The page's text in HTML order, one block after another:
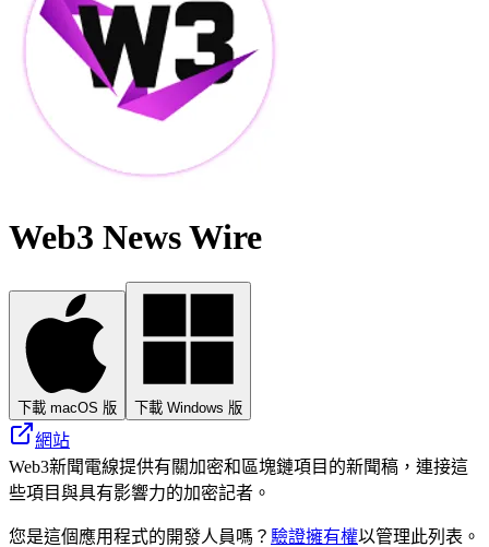
Web3 News Wire
下載 macOS 版 下載 Windows 版
網站
Web3新聞電線提供有關加密和區塊鏈項目的新聞稿，連接這
些項目與具有影響力的加密記者。
您是這個應用程式的開發人員嗎？ 驗證擁有權以管理此列表。